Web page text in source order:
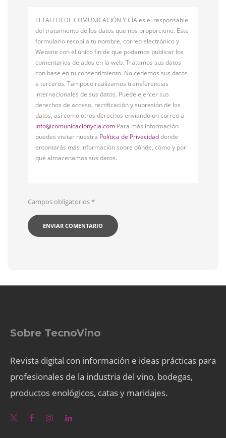
El TALLER DE COMUNICACIÓN Y CÍA es el responsable
del tratamiento de los datos que nos proporcione. Este
formulario recopila tu nombre, correo electrónico y
Website con el único fin de que podamos publicar los
comentarios dejados en la web. Tratamos sus datos
con base en tu consentimiento. No cedemos sus datos
a terceros. Tampoco realizamos transferencias
internacionales de sus datos. Puede ejercer sus
derechos de acceso, rectificación y supresión de los
datos, así como otros derechos enviando un correo a
info@comunicacionycia.com Para más información
puedes visitar nuestra Política de Privacidaddonde
entontarás más información sobre dónde, cómo y por
qué almacenamos sus datos.
Campos obligatorios*
Sobre TecnoVino
Revista digital con información e ideas prácticas para
profesionales de la industria del vino, bodegas,
productos enológicos, catas y maridajes.